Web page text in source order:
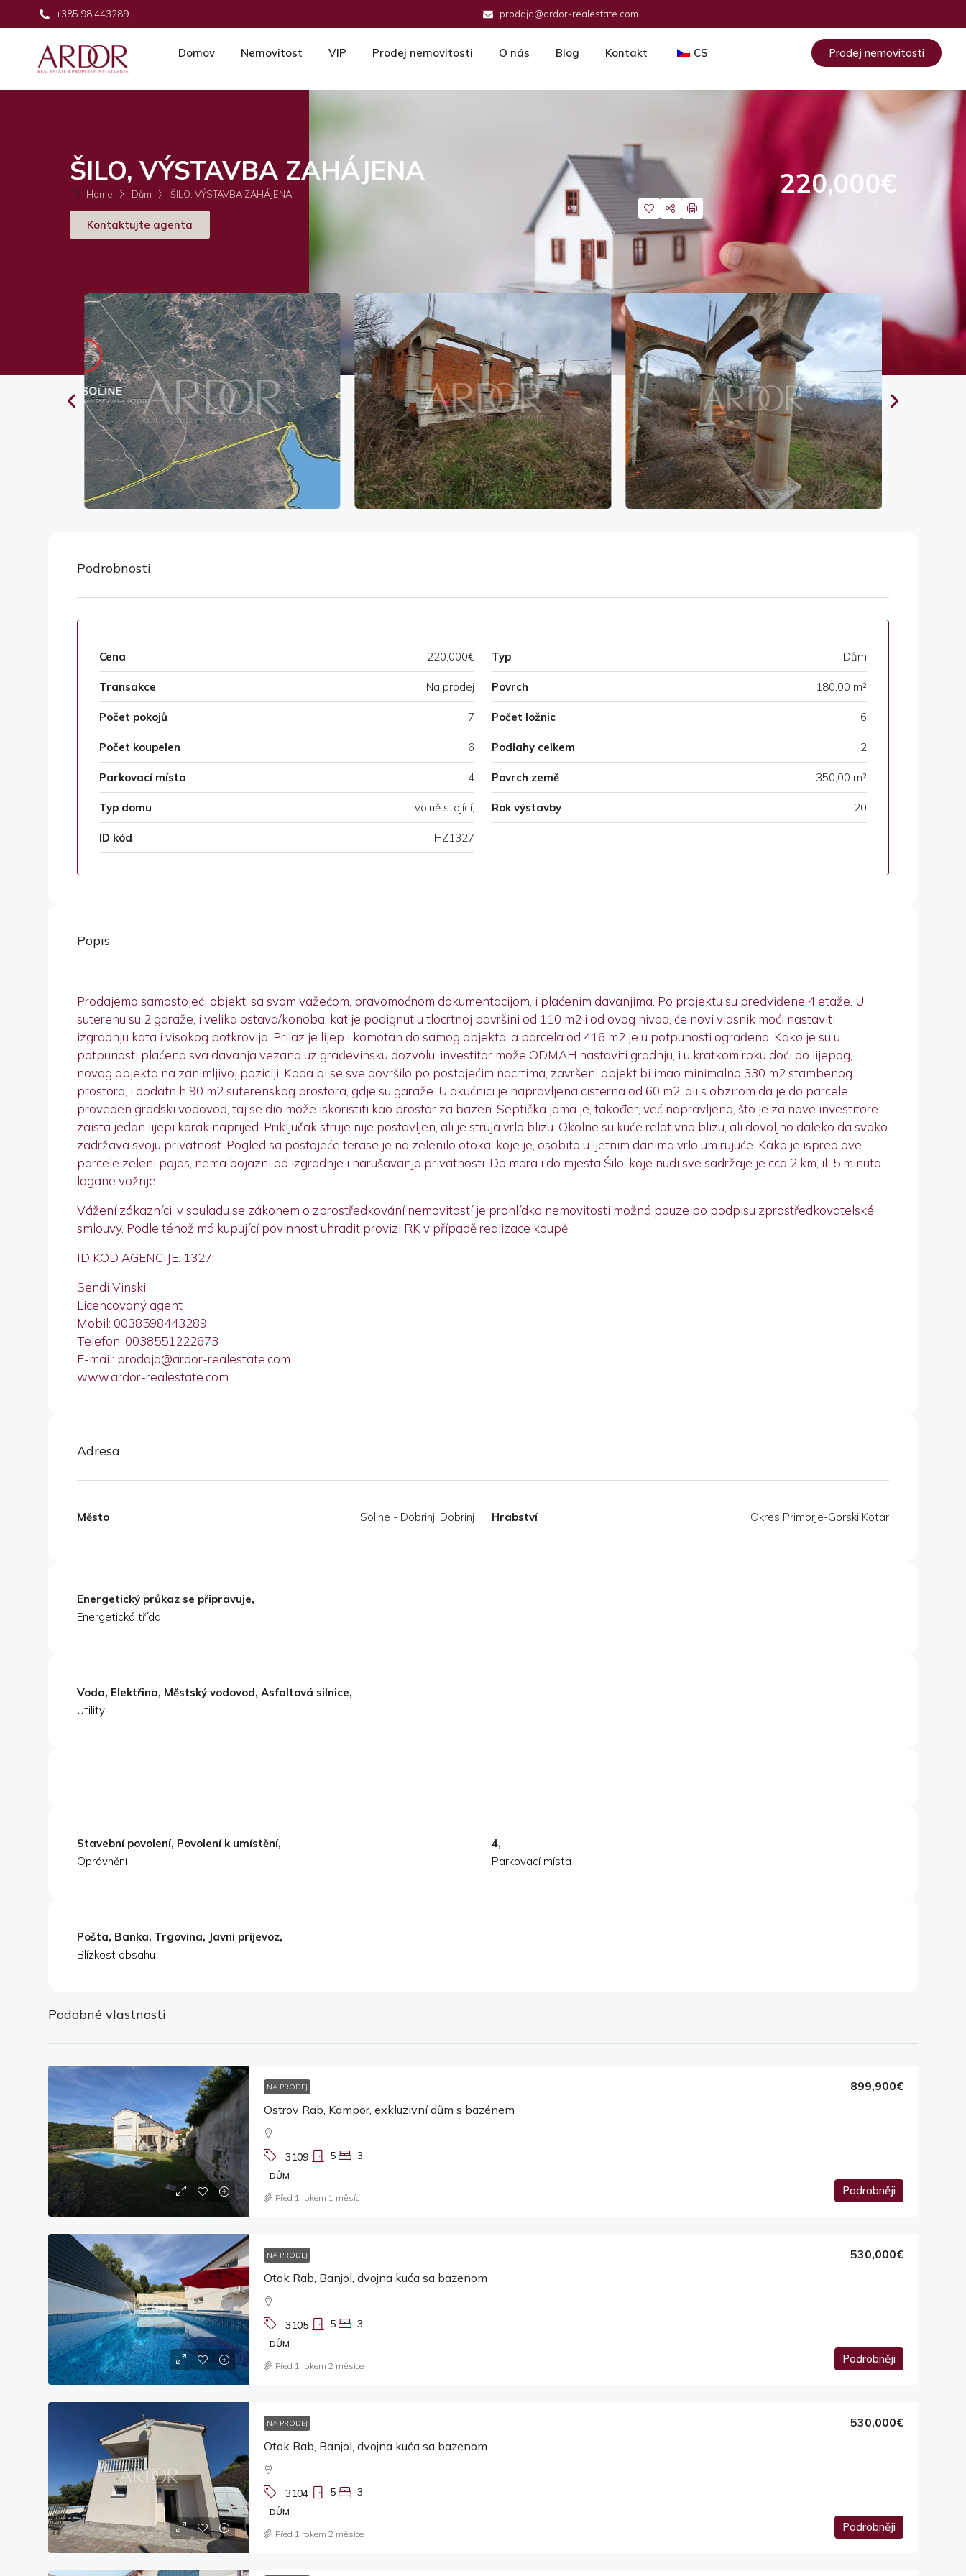
+385 98 443289 prodaja@ardor-realestate.com
Domov Nemovitost VIP Prodej nemovitosti O nás Blog Kontakt CS Prodej nemovitosti
ŠILO, VÝSTAVBA ZAHÁJENA
Home Dům ŠILO, VÝSTAVBA ZAHÁJENA
Kontaktujte agenta
220,000€
Podrobnosti
Cena 220,000€ Typ Dům
Transakce Na prodej Povrch 180,00 m²
Počet pokojů 7 Počet ložnic 6
Počet koupelen 6 Podlahy celkem 2
Parkovací místa 4 Povrch země 350,00 m²
Typ domu volně stojící, Rok výstavby 20
ID kód HZ1327
Popis
Prodajemo samostojeći objekt, sa svom važećom, pravomoćnom dokumentacijom, i plaćenim davanjima. Po projektu su predviđene 4 etaže. U
suterenu su 2 garaže, i velika ostava/konoba, kat je podignut u tlocrtnoj površini od 110 m2 i od ovog nivoa, će novi vlasnik moći nastaviti
izgradnju kata i visokog potkrovlja. Prilaz je lijep i komotan do samog objekta, a parcela od 416 m2 je u potpunosti ograđena. Kako je su u
potpunosti plaćena sva davanja vezana uz građevinsku dozvolu, investitor može ODMAH nastaviti gradnju, i u kratkom roku doći do lijepog,
novog objekta na zanimljivoj poziciji. Kada bi se sve dovršilo po postojećim nacrtima, završeni objekt bi imao minimalno 330 m2 stambenog
prostora, i dodatnih 90 m2 suterenskog prostora, gdje su garaže. U okućnici je napravljena cisterna od 60 m2, ali s obzirom da je do parcele
proveden gradski vodovod, taj se dio može iskoristiti kao prostor za bazen. Septička jama je, također, već napravljena, što je za nove investitore
zaista jedan lijepi korak naprijed. Priključak struje nije postavljen, ali je struja vrlo blizu. Okolne su kuće relativno blizu, ali dovoljno daleko da svako
zadržava svoju privatnost. Pogled sa postojeće terase je na zelenilo otoka, koje je, osobito u ljetnim danima vrlo umirujuće. Kako je ispred ove
parcele zeleni pojas, nema bojazni od izgradnje i narušavanja privatnosti. Do mora i do mjesta Šilo, koje nudi sve sadržaje je cca 2 km, ili 5 minuta
lagane vožnje.
Vážení zákazníci, v souladu se zákonem o zprostředkování nemovitostí je prohlídka nemovitosti možná pouze po podpisu zprostředkovatelské
smlouvy. Podle téhož má kupující povinnost uhradit provizi RK v případě realizace koupě.
ID KOD AGENCIJE: 1327
Sendi Vinski
Licencovaný agent
Mobil: 0038598443289
Telefon: 0038551222673
E-mail: prodaja@ardor-realestate.com
www.ardor-realestate.com
Adresa
Město Soline - Dobrinj, Dobrinj Hrabství Okres Primorje-Gorski Kotar
Energetický průkaz se připravuje,
Energetická třída
Voda, Elektřina, Městský vodovod, Asfaltová silnice,
Utility
Stavební povolení, Povolení k umístění,
Oprávnění
4,
Parkovací místa
Pošta, Banka, Trgovina, Javni prijevoz,
Blízkost obsahu
Podobné vlastnosti
NA PRODEJ
Ostrov Rab, Kampor, exkluzivní dům s bazénem
899,900€
3109 5 3
DŮM
Podrobněji
Před 1 rokem 1 měsíc
NA PRODEJ
Otok Rab, Banjol, dvojna kuća sa bazenom
530,000€
3105 5 3
DŮM
Podrobněji
Před 1 rokem 2 měsíce
NA PRODEJ
Otok Rab, Banjol, dvojna kuća sa bazenom
530,000€
3104 5 3
DŮM
Podrobněji
Před 1 rokem 2 měsíce